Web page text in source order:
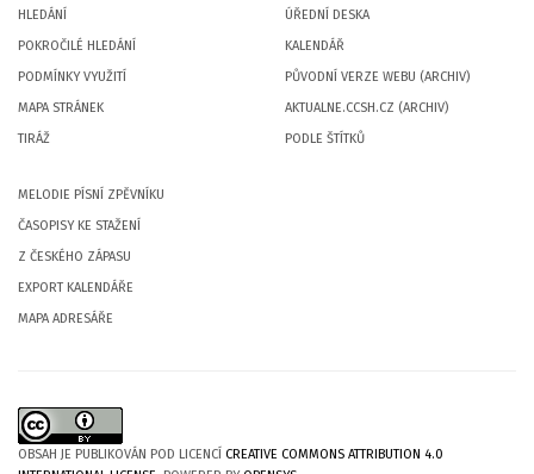
HLEDÁNÍ
POKROČILÉ HLEDÁNÍ
PODMÍNKY VYUŽITÍ
MAPA STRÁNEK
TIRÁŽ
ÚŘEDNÍ DESKA
KALENDÁŘ
PŮVODNÍ VERZE WEBU (ARCHIV)
AKTUALNE.CCSH.CZ (ARCHIV)
PODLE ŠTÍTKŮ
MELODIE PÍSNÍ ZPĚVNÍKU
ČASOPISY KE STAŽENÍ
Z ČESKÉHO ZÁPASU
EXPORT KALENDÁŘE
MAPA ADRESÁŘE
OBSAH JE PUBLIKOVÁN POD LICENCÍ CREATIVE COMMONS ATTRIBUTION 4.0